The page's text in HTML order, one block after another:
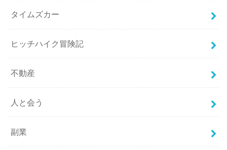
タイムズカー
ヒッチハイク冒険記
不動産
人と会う
副業